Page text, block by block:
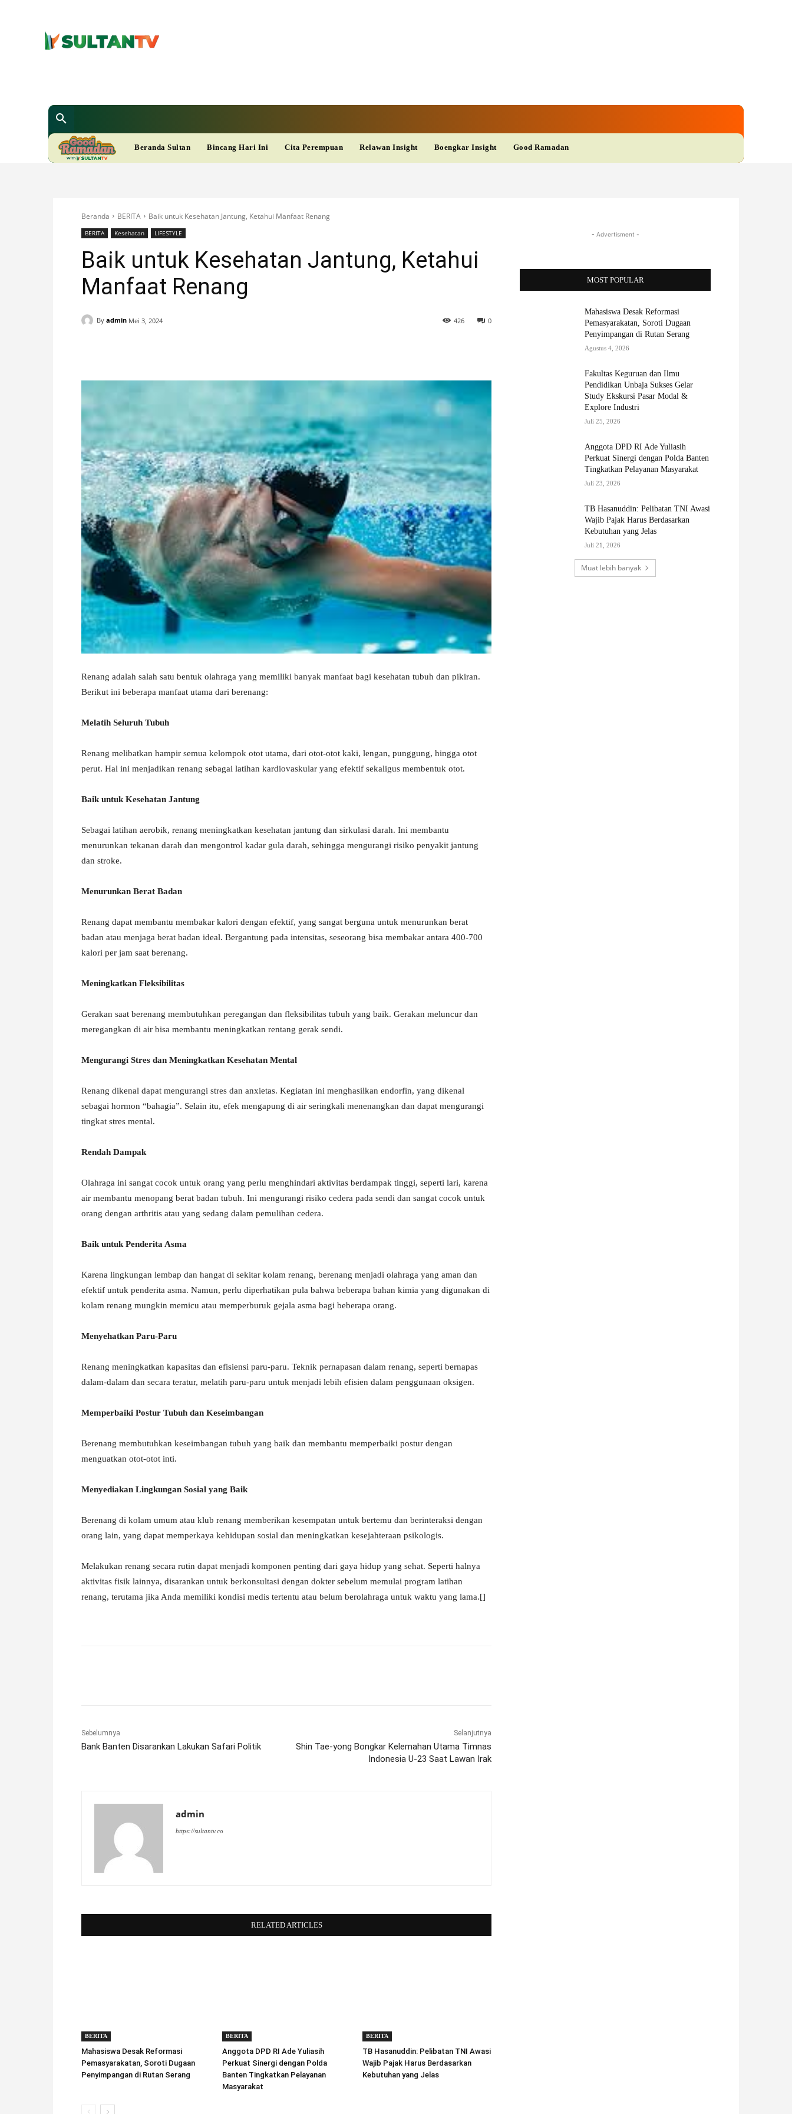
A
D
A
I
M
E
W
A
Beranda Sultan Bincang Hari Ini Cita Perempuan Relawan Insight Boengkar Insight Good Ramadan
Beranda BERITA Baik untuk Kesehatan Jantung, Ketahui Manfaat Renang
BERITA Kesehatan LIFESTYLE
Baik untuk Kesehatan Jantung, Ketahui
Manfaat Renang
By admin Mei 3, 2024 0
426
Renang adalah salah satu bentuk olahraga yang memiliki banyak manfaat bagi kesehatan tubuh dan pikiran.
Berikut ini beberapa manfaat utama dari berenang:
Melatih Seluruh Tubuh
Renang melibatkan hampir semua kelompok otot utama, dari otot-otot kaki, lengan, punggung, hingga otot
perut. Hal ini menjadikan renang sebagai latihan kardiovaskular yang efektif sekaligus membentuk otot.
Baik untuk Kesehatan Jantung
Sebagai latihan aerobik, renang meningkatkan kesehatan jantung dan sirkulasi darah. Ini membantu
menurunkan tekanan darah dan mengontrol kadar gula darah, sehingga mengurangi risiko penyakit jantung
dan stroke.
Menurunkan Berat Badan
Renang dapat membantu membakar kalori dengan efektif, yang sangat berguna untuk menurunkan berat
badan atau menjaga berat badan ideal. Bergantung pada intensitas, seseorang bisa membakar antara 400-700
kalori per jam saat berenang.
Meningkatkan Fleksibilitas
Gerakan saat berenang membutuhkan peregangan dan fleksibilitas tubuh yang baik. Gerakan meluncur dan
meregangkan di air bisa membantu meningkatkan rentang gerak sendi.
Mengurangi Stres dan Meningkatkan Kesehatan Mental
Renang dikenal dapat mengurangi stres dan anxietas. Kegiatan ini menghasilkan endorfin, yang dikenal
sebagai hormon “bahagia”. Selain itu, efek mengapung di air seringkali menenangkan dan dapat mengurangi
tingkat stres mental.
Rendah Dampak
Olahraga ini sangat cocok untuk orang yang perlu menghindari aktivitas berdampak tinggi, seperti lari, karena
air membantu menopang berat badan tubuh. Ini mengurangi risiko cedera pada sendi dan sangat cocok untuk
orang dengan arthritis atau yang sedang dalam pemulihan cedera.
Baik untuk Penderita Asma
Karena lingkungan lembap dan hangat di sekitar kolam renang, berenang menjadi olahraga yang aman dan
efektif untuk penderita asma. Namun, perlu diperhatikan pula bahwa beberapa bahan kimia yang digunakan di
kolam renang mungkin memicu atau memperburuk gejala asma bagi beberapa orang.
Menyehatkan Paru-Paru
Renang meningkatkan kapasitas dan efisiensi paru-paru. Teknik pernapasan dalam renang, seperti bernapas
dalam-dalam dan secara teratur, melatih paru-paru untuk menjadi lebih efisien dalam penggunaan oksigen.
Memperbaiki Postur Tubuh dan Keseimbangan
Berenang membutuhkan keseimbangan tubuh yang baik dan membantu memperbaiki postur dengan
menguatkan otot-otot inti.
Menyediakan Lingkungan Sosial yang Baik
Berenang di kolam umum atau klub renang memberikan kesempatan untuk bertemu dan berinteraksi dengan
orang lain, yang dapat memperkaya kehidupan sosial dan meningkatkan kesejahteraan psikologis.
Melakukan renang secara rutin dapat menjadi komponen penting dari gaya hidup yang sehat. Seperti halnya
aktivitas fisik lainnya, disarankan untuk berkonsultasi dengan dokter sebelum memulai program latihan
renang, terutama jika Anda memiliki kondisi medis tertentu atau belum berolahraga untuk waktu yang lama.[]
Sebelumnya
Bank Banten Disarankan Lakukan Safari Politik
Selanjutnya
Shin Tae-yong Bongkar Kelemahan Utama Timnas
Indonesia U-23 Saat Lawan Irak
admin
https://sultantv.co
RELATED ARTICLES
BERITA
Mahasiswa Desak Reformasi
Pemasyarakatan, Soroti Dugaan
Penyimpangan di Rutan Serang
BERITA
Anggota DPD RI Ade Yuliasih
Perkuat Sinergi dengan Polda
Banten Tingkatkan Pelayanan
Masyarakat
BERITA
TB Hasanuddin: Pelibatan TNI Awasi
Wajib Pajak Harus Berdasarkan
Kebutuhan yang Jelas
- Advertisment -
MOST POPULAR
Mahasiswa Desak Reformasi
Pemasyarakatan, Soroti Dugaan
Penyimpangan di Rutan Serang
Agustus 4, 2026
Fakultas Keguruan dan Ilmu
Pendidikan Unbaja Sukses Gelar
Study Ekskursi Pasar Modal &
Explore Industri
Juli 25, 2026
Anggota DPD RI Ade Yuliasih
Perkuat Sinergi dengan Polda Banten
Tingkatkan Pelayanan Masyarakat
Juli 23, 2026
TB Hasanuddin: Pelibatan TNI Awasi
Wajib Pajak Harus Berdasarkan
Kebutuhan yang Jelas
Juli 21, 2026
Muat lebih banyak